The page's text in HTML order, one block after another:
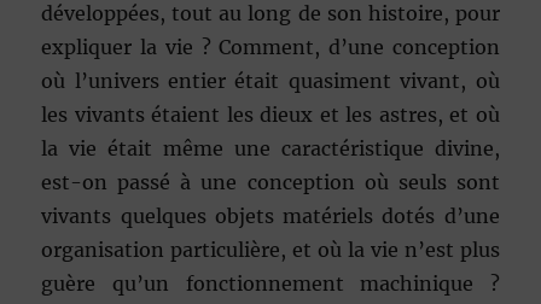
développées, tout au long de son histoire, pour
expliquer la vie ? Comment, d’une conception
où l’univers entier était quasiment vivant, où
les vivants étaient les dieux et les astres, et où
la vie était même une caractéristique divine,
est-on passé à une conception où seuls sont
vivants quelques objets matériels dotés d’une
organisation particulière, et où la vie n’est plus
guère qu’un fonctionnement machinique ?